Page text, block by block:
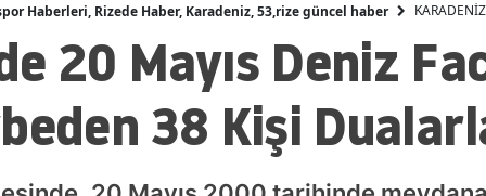
Antalya
Artvin
Aydın
olumsuz durum yok!
başlattı.
Haberleri, Rizede Haber, Karadeniz, 53,rize güncel haber KARADENİZ
20 Mayıs Deniz
38 Kişi